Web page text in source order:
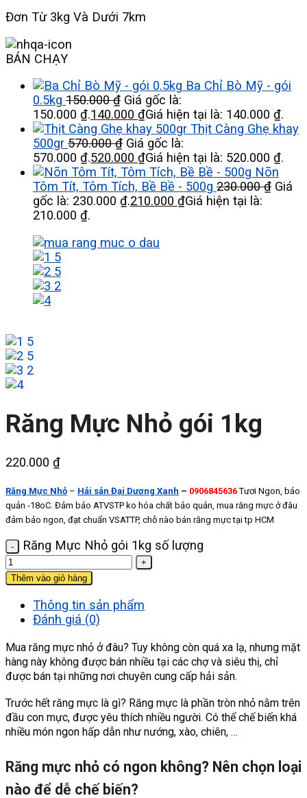
Đơn Từ 3kg Và Dưới 7km
BÁN CHẠY
Ba Chỉ Bò Mỹ - gói
0.5kg 150.000₫ Giá gốc là:
150.000 ₫.140.000 ₫Giá hiện tại là: 140.000 ₫.
Thịt Càng Ghẹ khay
500gr 570.000₫ Giá gốc là:
570.000 ₫.520.000 ₫Giá hiện tại là: 520.000 ₫.
Nõn
Tôm Tít, Tôm Tích, Bề Bề - 500g 230.000₫ Giá
gốc là: 230.000 ₫.210.000 ₫Giá hiện tại là:
210.000 ₫.
Răng Mực Nhỏ gói 1kg
220.000 ₫
Răng Mực Nhỏ – Hải sản Đại Dương Xanh – 0906845636Tươi Ngon, bảo
quản -18oC. Đảm bảo ATVSTP ko hóa chất bảo quản, mua răng mực ở đâu
đảm bảo ngon, đạt chuẩn VSATTP, chỗ nào bán răng mực tại tp HCM
Răng Mực Nhỏ gói 1kg số lượng
Thêm vào giỏ hàng
Thông tin sản phẩm
Đánh giá (0)
Mua răng mực nhỏ ở đâu? Tuy không còn quá xa lạ, nhưng mặt
hàng này không được bán nhiều tại các chợ và siêu thị, chỉ
được bán tại những nơi chuyên cung cấp hải sản.
Trước hết răng mực là gì? Răng mực là phần tròn nhỏ nằm trên
đầu con mực, được yêu thích nhiều người. Có thể chế biến khá
nhiều món ngon hấp dẫn như nướng, xào, chiên, …
Răng mực nhỏ có ngon không? Nên chọn loại
nào để dễ chế biến?